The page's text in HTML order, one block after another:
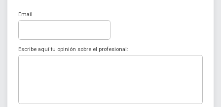
Email
Escribe aquí tu opinión sobre el profesional: